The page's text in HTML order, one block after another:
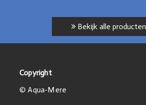
Bekijk alle producten
Copyright
© Aqua-Mere